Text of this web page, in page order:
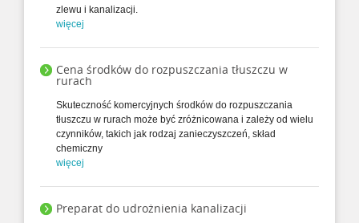
zlewu i kanalizacji.
więcej
Cena środków do rozpuszczania tłuszczu w
rurach
Skuteczność komercyjnych środków do rozpuszczania
tłuszczu w rurach może być zróżnicowana i zależy od wielu
czynników, takich jak rodzaj zanieczyszczeń, skład
chemiczny
więcej
Preparat do udrożnienia kanalizacji